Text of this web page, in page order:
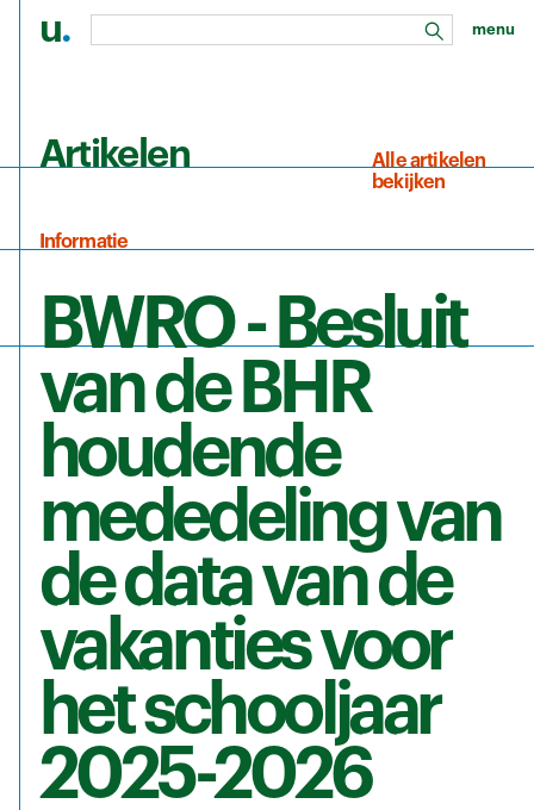
u. zoeken
menu
Artikelen
Alle artikelen
bekijken
Informatie
BWRO - Besluit
van de BHR
houdende
mededeling van
de data van de
vakanties voor
het schooljaar
2025-2026